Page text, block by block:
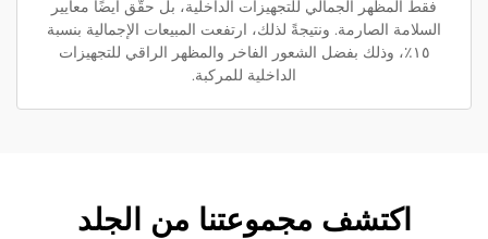
فقط المظهر الجمالي للتجهيزات الداخلية، بل حقّق أيضًا معايير
السلامة الصارمة. ونتيجةً لذلك، ارتفعت المبيعات الإجمالية بنسبة
١٥٪، وذلك بفضل الشعور الفاخر والمظهر الراقي للتجهيزات
الداخلية للمركبة.
اكتشف مجموعتنا من الجلد